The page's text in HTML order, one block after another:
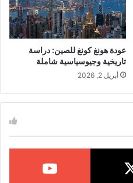
في اليونان
الميلاد2
.
قدم تحسينات
والتي نجحت في
التدميرية.
عودة هونغ كونغ للصين: دراسة
تاريخية وجيوسياسية شاملة
أبريل 2, 2026